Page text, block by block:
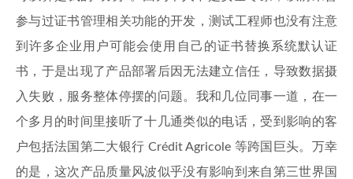
参与过证书管理相关功能的开发，测试工程师也没有注意
到许多企业用户可能会使用自己的证书替换系统默认证
书，于是出现了产品部署后因无法建立信任，导致数据摄
入失败，服务整体停摆的问题。我和几位同事一道，在一
个多月的时间里接听了十几通类似的电话，受到影响的客
户包括法国第二大银行 Crédit Agricole 等跨国巨头。万幸
的是，这次产品质量风波似乎没有影响到来自第三世界国